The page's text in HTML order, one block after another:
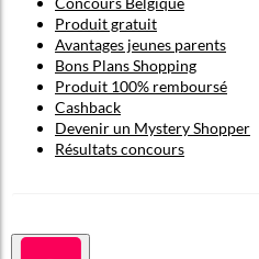
Produit gratuit
Avantages jeunes parents
Bons Plans Shopping
Produit 100% remboursé
Cashback
Devenir un Mystery Shopper
Résultats concours